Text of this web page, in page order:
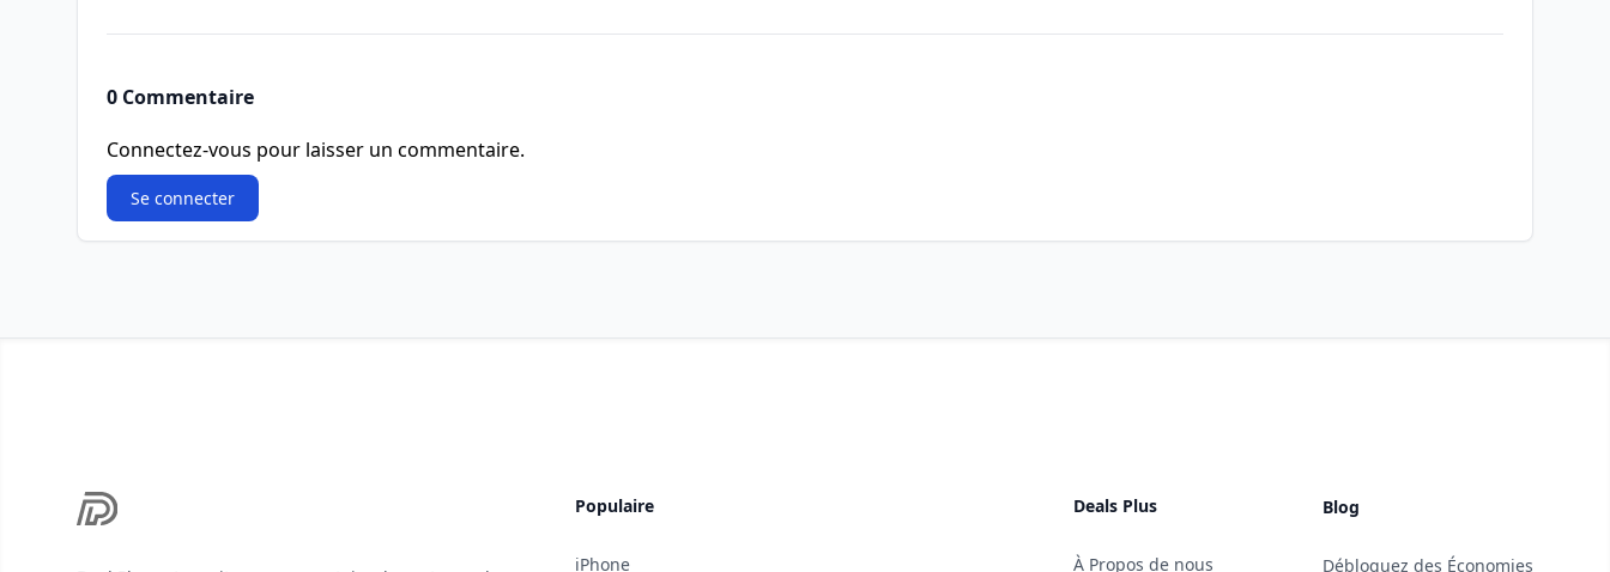
0 Commentaire
Connectez-vous pour laisser un commentaire.
Se connecter
Populaire
iPhone
Deals Plus
À Propos de nous
Blog
Débloquez des Économies